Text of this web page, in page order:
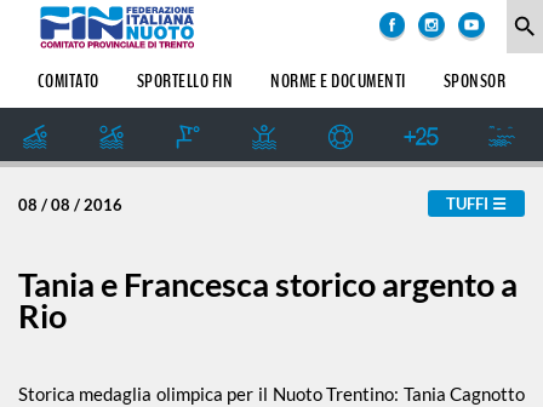
COMITATO SPORTELLO FIN NORME E DOCUMENTI SPONSOR
search
TUFFI
08 / 08 / 2016
Tania e Francesca storico argento a
Rio
Storica medaglia olimpica per il Nuoto Trentino: Tania Cagnotto
degli
argomenti
notizie:
Amatoriale
Dalle Società
Formazione
COMITATO
SETTORE
IMPIANTI
SPORTIVI
SPORTIVO
STORIA